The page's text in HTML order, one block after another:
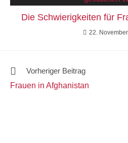
Die Schwierigkeiten für
22.
Vorheriger Beitrag
Frauen in Afghanistan